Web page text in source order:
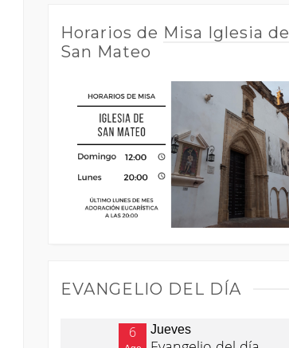
Horarios de Misa Iglesia de
San Mateo
EVANGELIO DEL DÍA